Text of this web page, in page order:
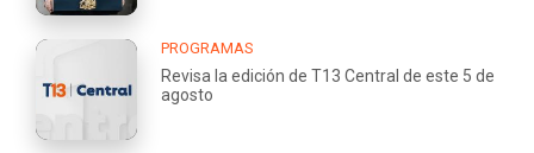
PROGRAMAS
Revisa la edición de T13 Central de este 5 de
agosto